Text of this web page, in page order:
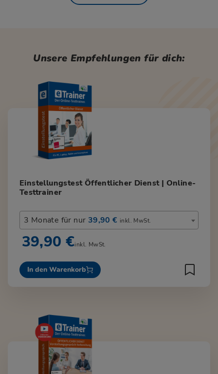
Unsere Empfehlungen für dich:
Einstellungstest Öffentlicher Dienst | Online-
Testtrainer
3 Monate für nur 39,90 € inkl. MwSt.
39,90 €inkl. MwSt.
In den Warenkorb